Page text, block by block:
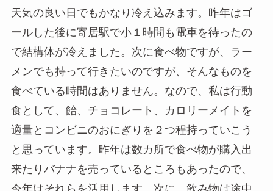
天気の良い日でもかなり冷え込みます。昨年はゴ
ールした後に寄居駅で小１時間も電車を待ったの
で結構体が冷えました。次に食べ物ですが、ラー
メンでも持って行きたいのですが、そんなものを
食べている時間はありません。なので、私は行動
食として、飴、チョコレート、カロリーメイトを
適量とコンビニのおにぎりを２つ程持っていこう
と思っています。昨年は数カ所で食べ物が購入出
来たりバナナを売っているところもあったので、
今年はそれらを活用します。次に、飲み物は途中